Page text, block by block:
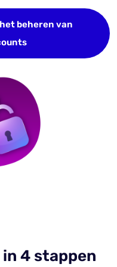
beheren van
4 stappen